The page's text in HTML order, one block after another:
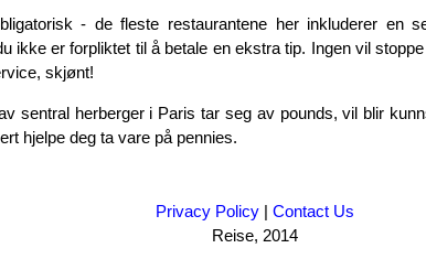
- de fleste restaurantene her inkluderer en
ikke er forpliktet til å betale en ekstra tip. Ingen vil
skjønt!
sentral herberger i Paris tar seg av pounds, vil blir
hjelpe deg ta vare på pennies.
Privacy Policy | Contact Us
Reise, 2014